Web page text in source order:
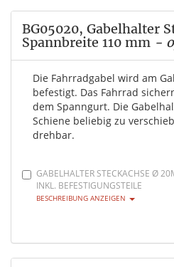
BG05020, Gabelhalter
Spannbreite 110 mm -
Die Fahrradgabel wird am
befestigt. Das Fahrrad
dem Spanngurt. Die
Schiene beliebig zu
drehbar.
GABELHALTER STECKACHSE Ø
INKL. BEFESTIGUNGSTEILE
BESCHREIBUNG ANZEIGEN